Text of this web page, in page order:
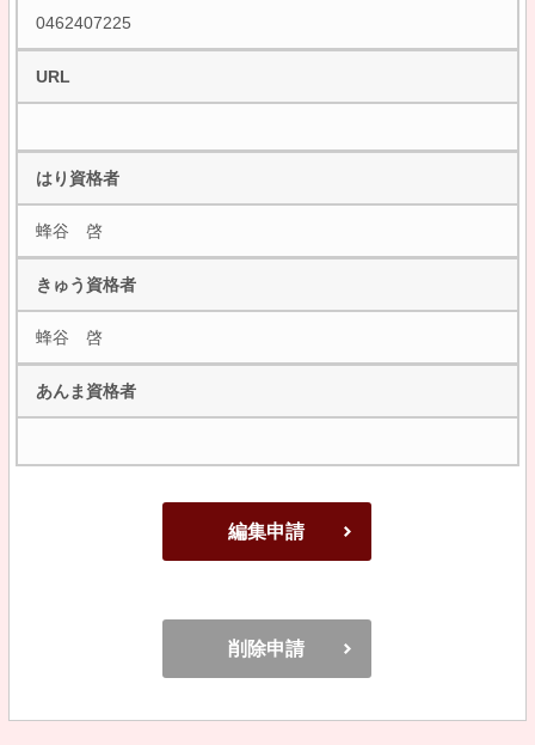
0462407225
URL
はり資格者
蜂谷 啓
きゅう資格者
蜂谷 啓
あんま資格者
編集申請
削除申請